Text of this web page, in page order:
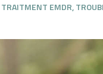
TRAITMENT EMDR,